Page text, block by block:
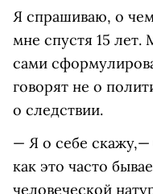
Я спрашиваю, о
мне спустя 15 лет.
сами
говорят не о
о следствии.
— Я о себе скажу,—
как это часто
человеческой